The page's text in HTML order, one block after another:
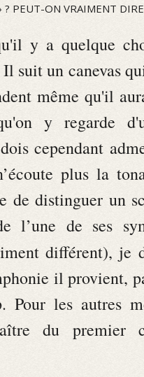
PEUT-ON VRAIMENT
y a quelque
suit un canevas
même qu'il
y regarde
cependant
plus la
de distinguer un
l’une de ses
différent), je
il provient,
Pour les autres
du premier